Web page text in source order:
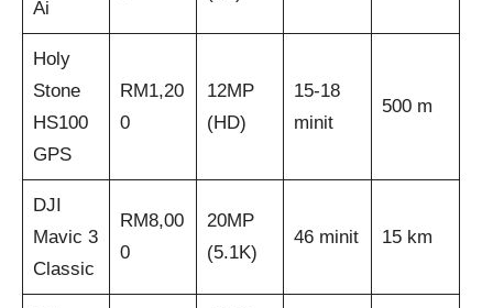
Ai
Holy
Stone
HS100
GPS
RM1,20
0
12MP
(HD)
15-18
minit
500 m
DJI
Mavic 3
Classic
RM8,00
0
20MP
(5.1K)
46 minit 15 km